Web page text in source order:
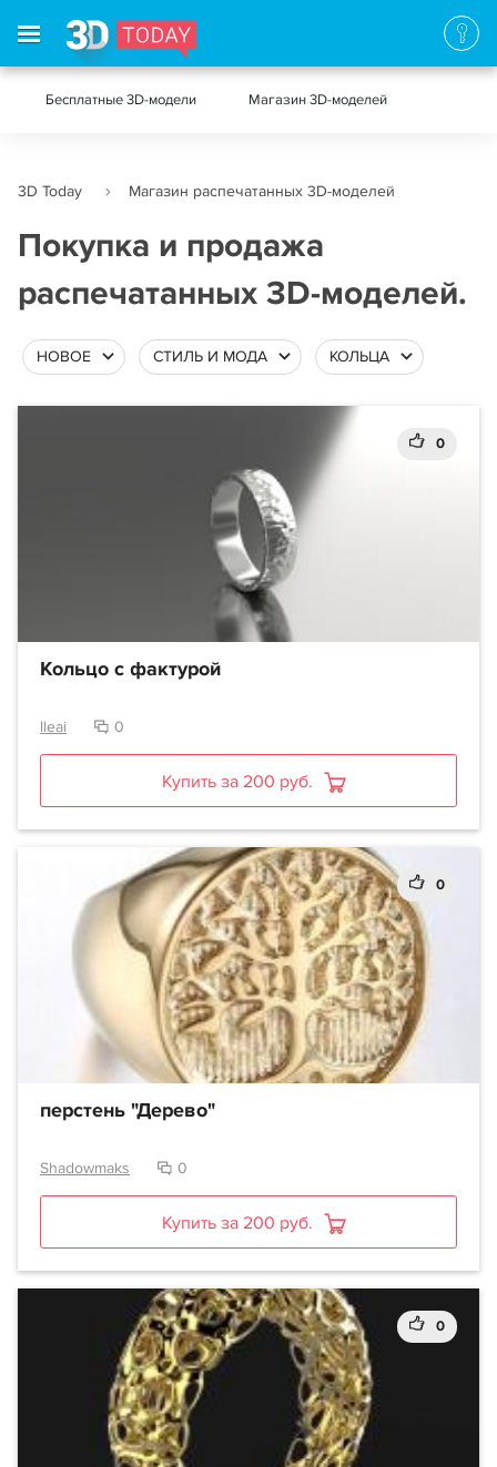
Бесплатные 3D-модели Магазин 3D-моделей
3D Today Магазин распечатанных 3D-моделей
Покупка и продажа
распечатанных 3D-моделей.
НОВОЕ СТИЛЬ И МОДА КОЛЬЦА
0
Кольцо с фактурой
lleai 0
Купить за 200 руб.
0
перстень "Дерево"
Shadowmaks 0
Купить за 200 руб.
0